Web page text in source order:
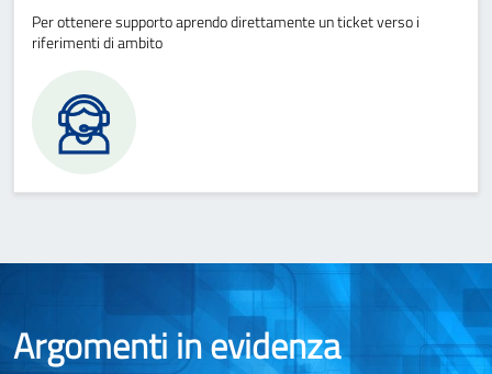
Per ottenere supporto aprendo direttamente un ticket verso i
riferimenti di ambito
Argomenti in evidenza